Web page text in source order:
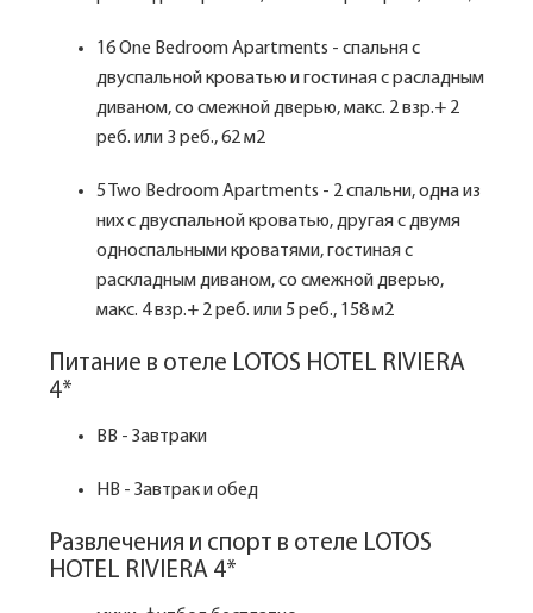
16 One Bedroom Apartments - спальня с
двуспальной кроватью и гостиная с расладным
диваном, со смежной дверью, макс. 2 взр.+ 2
реб. или 3 реб., 62 м2
5 Two Bedroom Apartments - 2 спальни, одна из
них с двуспальной кроватью, другая с двумя
односпальными кроватями, гостиная с
раскладным диваном, со смежной дверью,
макс. 4 взр.+ 2 реб. или 5 реб., 158 м2
Питание в отеле LOTOS HOTEL RIVIERA
4*
BB - Завтраки
HB - Завтрак и обед
Развлечения и спорт в отеле LOTOS
HOTEL RIVIERA 4*